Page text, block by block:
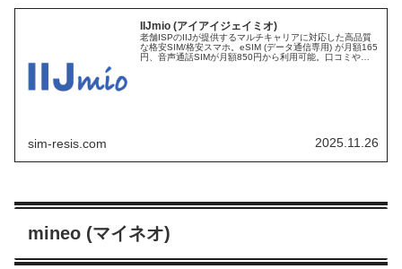
IIJmio (アイアイジェイミオ)
老舗ISPのIIJが提供するマルチキャリアに対応した高品質
な格安SIM/格安スマホ。eSIM (データ通信専用) が月額165
円、音声通話SIMが月額850円から利用可能。口コミや評
sim-resis.com 2025.11.26
mineo (マイネオ)